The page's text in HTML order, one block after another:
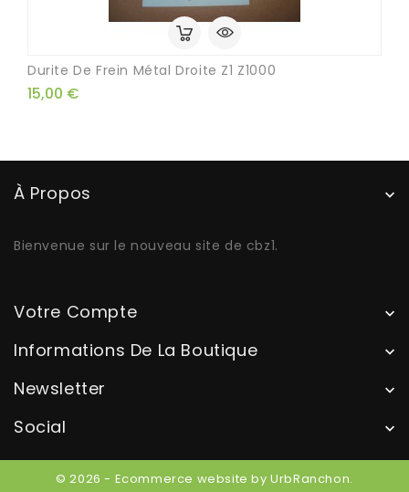
Durite De Frein Métal Droite Z1 Z1000
15,00 €
À Propos 
Bienvenue sur le nouveau site de cbz1.
Votre Compte 
Informations De La Boutique 
Newsletter 
Social 
© 2026 - Ecommerce website by UrbRanchon.